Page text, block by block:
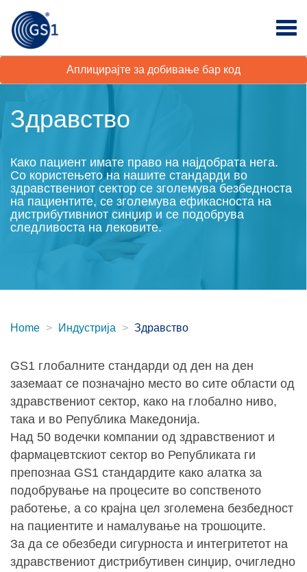
Аплицирајте за добивање бар код
Здравство
Како пациент имате право на најдобрата нега.
Со користењето на нашите стандарди во
здравствениот сектор се зголемува безбедноста
на пациентите, се зголемува ефикасноста на
дистрибутивниот синџир и се подобрува
следливоста на лековите.
Home Индустрија Здравство
GS1 глобалните стандарди од ден на ден
заземаат се позначајно место во сите области од
здравствениот сектор, како на глобално ниво,
така и во Република Македонија.
Над 50 водечки компании од здравствениот и
фармацевтскиот сектор во Републиката ги
препознаа GS1 стандардите како алатка за
подобрување на процесите во сопственото
работење, а со крајна цел зголемена безбедност
на пациентите и намалување на трошоците.
За да се обезбеди сигурноста и интегритетот на
здравствениот дистрибутивен синџир, очигледно